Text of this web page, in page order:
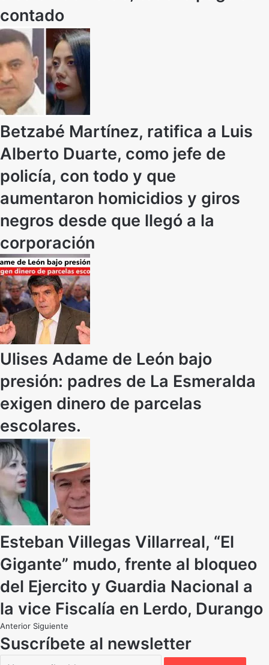
contado
Betzabé Martínez, ratifica a Luis
Alberto Duarte, como jefe de
policía, con todo y que
aumentaron homicidios y giros
negros desde que llegó a la
corporación
Ulises Adame de León bajo
presión: padres de La Esmeralda
exigen dinero de parcelas
escolares.
Esteban Villegas Villarreal, “El
Gigante” mudo, frente al bloqueo
del Ejercito y Guardia Nacional a
la vice Fiscalía en Lerdo, Durango
Anterior Siguiente
Suscríbete al newsletter